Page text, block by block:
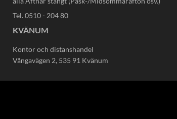
Tel. 0510 - 204 80
KVÄNUM
Kontor och distanshandel
Vångavägen 2, 535 91 Kvänum